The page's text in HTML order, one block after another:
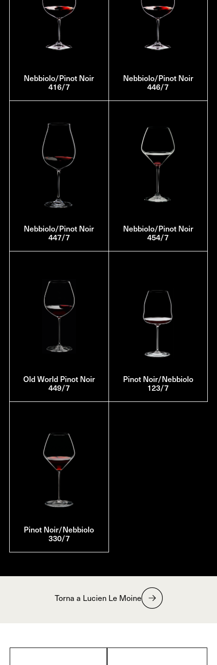
Nebbiolo/Pinot Noir
416/7
Nebbiolo/Pinot Noir
446/7
Nebbiolo/Pinot Noir
447/7
Nebbiolo/Pinot Noir
454/7
Old World Pinot Noir
449/7
Pinot Noir/Nebbiolo
123/7
Pinot Noir/Nebbiolo
330/7
Torna a Lucien Le Moine